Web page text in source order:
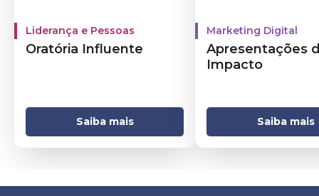
Liderança e Pessoas
Oratória Influente
Saiba mais
Marketing Digital
Apresentações
Impacto
Saiba mais